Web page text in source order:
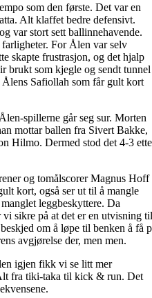
som den første. Det var en
Alt klaffet bedre defensivt.
var stort sett ballinnehavende.
For Ålen var selv
skapte frustrasjon, og det hjalp
brukt som kjegle og sendt tunnel
Safiollah som får gult kort
spillerne går seg sur. Morten
mottar ballen fra Sivert Bakke,
Hilmo. Dermed stod det 4-3
og tomålscorer Magnus Hoff
kort, også ser ut til å mangle
leggbeskyttere. Da
sikre på at det er en utvisning til
om å løpe til benken å få
avgjørelse der, men men.
igjen fikk vi se litt mer
fra tiki-taka til kick & run. Det